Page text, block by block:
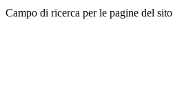
Campo di ricerca per le pagine del sito